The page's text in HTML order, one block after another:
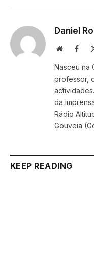
Daniel
Website
Nasceu na
professor,
da
Rádio
Gouveia
KEEP READING